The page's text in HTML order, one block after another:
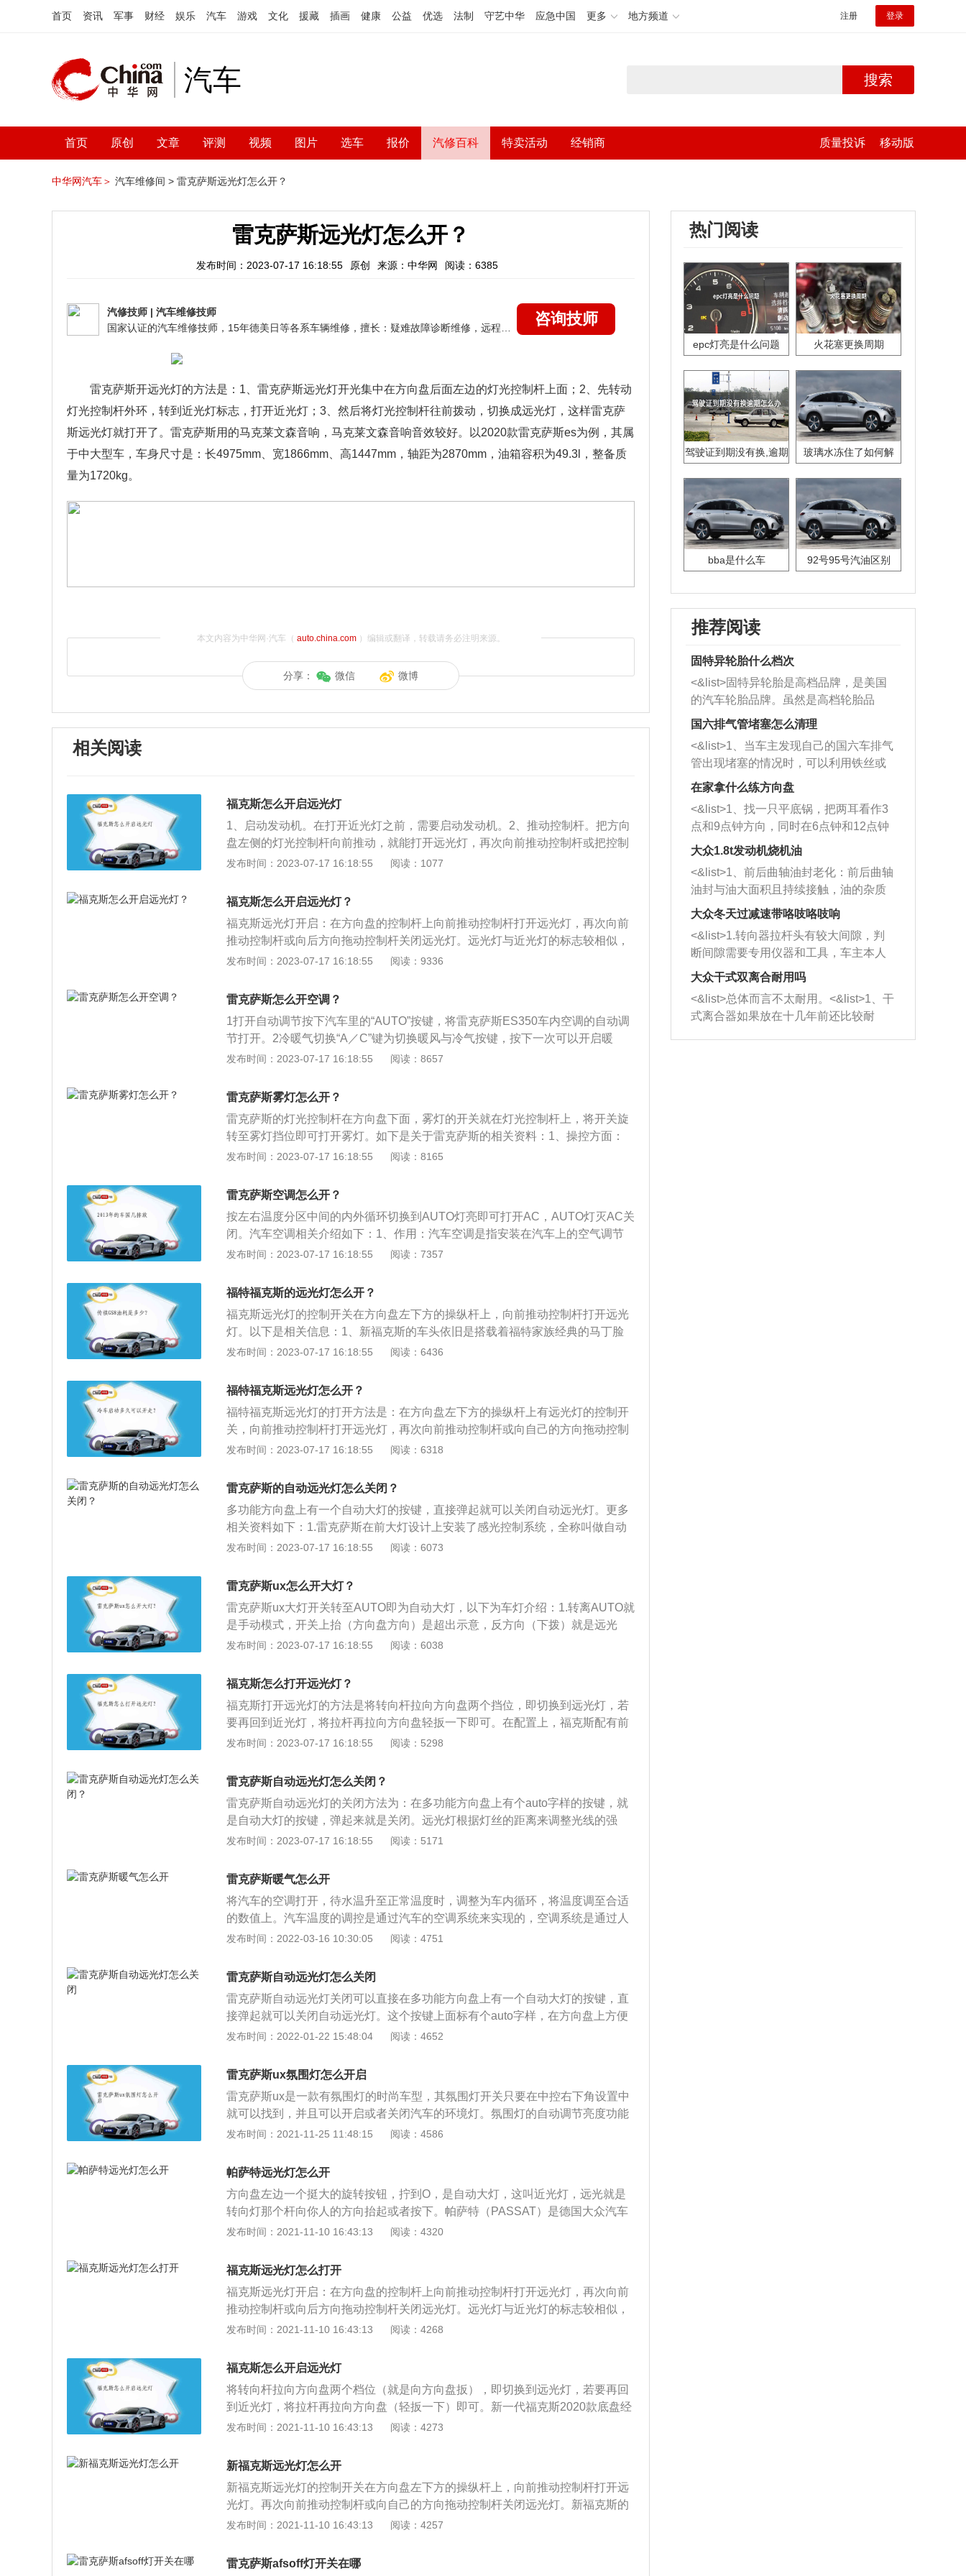
首页 资讯 军事 财经 娱乐 汽车 游戏 文化 援藏 插画 健康 公益 优选 法制 守艺中华 应急中国 更多 地方频道 注册 登录
汽车 搜索
首页 原创 文章 评测 视频 图片 选车 报价 汽修百科 特卖活动 经销商 质量投诉 移动版
中华网汽车＞ 汽车维修间 > 雷克萨斯远光灯怎么开？
雷克萨斯远光灯怎么开？
发布时间：2023-07-17 16:18:55 原创 来源：中华网 阅读：6385
汽修技师 | 汽车维修技师
咨询技师
雷克萨斯开远光灯的方法是：1、雷克萨斯远光灯开光集中在方向盘后面左边的灯光控制杆上面；2、先转动
灯光控制杆外环，转到近光灯标志，打开近光灯；3、然后将灯光控制杆往前拨动，切换成远光灯，这样雷克萨
斯远光灯就打开了。雷克萨斯用的马克莱文森音响，马克莱文森音响音效较好。以2020款雷克萨斯es为例，其属
于中大型车，车身尺寸是：长4975mm、宽1866mm、高1447mm，轴距为2870mm，油箱容积为49.3l，整备质
量为1720kg。
本文内容为中华网·汽车（ auto.china.com）编辑或翻译，转载请务必注明来源。
分享： 微信 微博
相关阅读
福克斯怎么开启远光灯
1、启动发动机。在打开近光灯之前，需要启动发动机。2、推动控制杆。把方向
盘左侧的灯光控制杆向前推动，就能打开远光灯，再次向前推动控制杆或把控制
杆往反方向拉，就能关闭远光灯。远光灯是根据夜间行车时灯丝的距离来调整光
中，而且很亮，可以照到很远很高的物体。雨天行车时，要避免使用远光灯。根
据《中华人民共和国道路交通安全法实施条例》第五十八条规定：机动车在夜间
没有路灯、照明不良或者遇有雾、雨、雪、沙尘、冰雹等低能见度情况下行驶
时，应当开启前照灯、示廓灯和后位灯，但同方向行驶的后车与前车近距离行驶
时，不得使用远光灯。下雨天如果开启远光灯，光线会照射前挡风玻璃上的雨
容易发生交通事故。
发布时间：2023-07-17 16:18:55 阅读：1077
福克斯怎么开启远光灯？
福克斯远光灯开启：在方向盘的控制杆上向前推动控制杆打开远光灯，再次向前
推动控制杆或向后方向拖动控制杆关闭远光灯。远光灯与近光灯的标志较相似，
它们之间唯一的区别就是：远光灯标志的光线线条是直直往前的，而近光灯的光
出，光线较为集中，亮度较大，可以照到很远很高的物体。福克斯搭载2.0GDI缸
内直喷发动机搭配PowerShift6速双离合变速器。车身尺寸方面，福克斯长宽高分
别为4647mm、1810mm、1468mm。
发布时间：2023-07-17 16:18:55 阅读：9336
雷克萨斯怎么开空调？
1打开自动调节按下汽车里的“AUTO”按键，将雷克萨斯ES350车内空调的自动调
节打开。2冷暖气切换“A／C”键为切换暖风与冷气按键，按下一次可以开启暖
风，按下两次则开启冷气。3调节温度箭头为调节温度按钮，红色箭头可以升高
风模式，雷克萨斯ES350车内空调即可正常开启。
发布时间：2023-07-17 16:18:55 阅读：8657
雷克萨斯雾灯怎么开？
雷克萨斯的灯光控制杆在方向盘下面，雾灯的开关就在灯光控制杆上，将开关旋
转至雾灯挡位即可打开雾灯。如下是关于雷克萨斯的相关资料：1、操控方面：
方向盘较轻，路感模糊，悬挂偏软，但乘坐舒适性较强，网友称“尤其是过坑洼的
容易发飘；2、内饰方面：内饰整体设计风格为商务豪华型，配置丰富，做工精
致细腻，坐椅舒适；全景天窗设计以及导航系统等配置网友较为满意；网友称“触
摸的显示屏幕，很有档次，也很实用”。
发布时间：2023-07-17 16:18:55 阅读：8165
雷克萨斯空调怎么开？
按左右温度分区中间的内外循环切换到AUTO灯亮即可打开AC，AUTO灯灭AC关
闭。汽车空调相关介绍如下：1、作用：汽车空调是指安装在汽车上的空气调节
装置，能对车厢内空气进行制冷、加热、换气和空气净化，为乘车人员提供舒适
包括制冷装置、取暖装置和通风换气装置，这种联合装置充分利用了汽车内部有
限的空间，结构比较简单，操作比较方便，是国际上流行的现代化汽车空调系
统。
发布时间：2023-07-17 16:18:55 阅读：7357
福特福克斯的远光灯怎么开？
福克斯远光灯的控制开关在方向盘左下方的操纵杆上，向前推动控制杆打开远光
灯。以下是相关信息：1、新福克斯的车头依旧是搭载着福特家族经典的马丁脸
的设计，车头拥有着很高的辨识度，隔着很远就可以看出它是福特旗下的一款车
型独具特色，采用的是四边形的设计。2、福克斯2020款集成了ACC全速智能自
适应巡航控制、LC智能领航辅助系统、APA2一键泊车辅助系统、AEB智能感应
制动保护系统(带行人识别功能)、FCW防碰撞预警等10项驾驶辅助功能。
发布时间：2023-07-17 16:18:55 阅读：6436
福特福克斯远光灯怎么开？
福特福克斯远光灯的打开方法是：在方向盘左下方的操纵杆上有远光灯的控制开
关，向前推动控制杆打开远光灯，再次向前推动控制杆或向自己的方向拖动控制
杆关闭远光灯。福特福克斯是一款紧凑型车，长宽高分别是4647mm、1810m
为90千瓦，最大扭矩为153牛米，前悬架采用麦弗逊式独立悬架，后悬架采用扭
力梁式非独立悬架。
发布时间：2023-07-17 16:18:55 阅读：6318
雷克萨斯的自动远光灯怎么关闭？
多功能方向盘上有一个自动大灯的按键，直接弹起就可以关闭自动远光灯。更多
相关资料如下：1.雷克萨斯在前大灯设计上安装了感光控制系统，全称叫做自动
光线感应式前大灯，这个系统的设计可以让车主在驾驶车辆的时候更加方便操控
灯会自动亮起，而光线变亮时会自动熄灭。这种设计在下雨朦胧天气，还有过隧
道时特别实用，不用车主再手动控制。3.它主要是通过感光器实现自动开启灯光
系统的功能。在供电线路中有一个光敏电阻，来感应光线后自动接通电路。达到
开启关闭灯光的功能。现在科技越来越成熟，很多科技都运用到汽车当中，减少
驾驶员在行车过程中的操作，提高行车安全。
发布时间：2023-07-17 16:18:55 阅读：6073
雷克萨斯ux怎么开大灯？
雷克萨斯ux大灯开关转至AUTO即为自动大灯，以下为车灯介绍：1.转离AUTO就
是手动模式，开关上抬（方向盘方向）是超出示意，反方向（下拨）就是远光
灯，抬回原位就是近光灯。2.近光灯就是为了近距离照明，设计要求就是照射范
LED日行灯，作为汽车的眼睛，不仅关系到一个车主的外在形象，更与夜间开车
或坏天气条件下的安全驾驶紧密联系。
发布时间：2023-07-17 16:18:55 阅读：6038
福克斯怎么打开远光灯？
福克斯打开远光灯的方法是将转向杆拉向方向盘两个挡位，即切换到远光灯，若
要再回到近光灯，将拉杆再拉向方向盘轻扳一下即可。在配置上，福克斯配有前
后座中央扶手、后排杯架、上坡辅助、多功能方向盘、自动头灯、后视镜电动调
m、1468mm，轴距为2705mm。该车搭载的发动机最大马力为122Ps，最大功率
为90kW，最大扭矩为153Nm。
发布时间：2023-07-17 16:18:55 阅读：5298
雷克萨斯自动远光灯怎么关闭？
雷克萨斯自动远光灯的关闭方法为：在多功能方向盘上有个auto字样的按键，就
是自动大灯的按键，弹起来就是关闭。远光灯根据灯丝的距离来调整光线的强
弱，在其焦点上发出的光会平行射出，光线较为集中，亮度较大，可以照到很远
CT、LS、IS、GS、LX。以雷克萨斯ES为例：其车身长宽高分别为4900mm、1
820mm、1450mm，轴距是2820mm。外观方面，雷克萨斯ES采用家族式设计，
搭配纺锤形格栅与L型LED日间行车灯。
发布时间：2023-07-17 16:18:55 阅读：5171
雷克萨斯暖气怎么开
将汽车的空调打开，待水温升至正常温度时，调整为车内循环，将温度调至合适
的数值上。汽车温度的调控是通过汽车的空调系统来实现的，空调系统是通过人
为的控制来调节车内空气的温度和湿度，可以使汽车获得具有一定温度和湿度的
控制面板上具有新空调的开关按钮，汽车制冷制热模式按钮，汽车温度调控按
钮，通过控制面板的按钮调控，实现最佳的温度。在汽车长时间使用内循环模式
开启空调，需要切换为外循环，将车内的二氧化碳等排出车内，净化车内空气。
发布时间：2022-03-16 10:30:05 阅读：4751
雷克萨斯自动远光灯怎么关闭
雷克萨斯自动远光灯关闭可以直接在多功能方向盘上有一个自动大灯的按键，直
接弹起就可以关闭自动远光灯。这个按键上面标有个auto字样，在方向盘上方便
车主操作。雷克萨斯在设计上很符合人性化，在前大灯设计上安装了感光控制系
时候更加方便操控灯光。这个系统是当车辆行驶在道路上，光线变暗到一定程
度，就会触发前大灯会自动亮起，而光线变亮时会自动熄灭。这种设计在下雨朦
胧天气，还有过隧道时特别实用，不用车主再手动控制。它主要是通过感光器实
现自动开启灯光系统的功能。在供电线路中有一个光敏电阻，来感应光线后自动
接通电路。达到开启关闭灯光的功能。现在科技越来越成熟，很多科技都运用到
发布时间：2022-01-22 15:48:04 阅读：4652
雷克萨斯ux氛围灯怎么开启
雷克萨斯ux是一款有氛围灯的时尚车型，其氛围灯开关只要在中控右下角设置中
就可以找到，并且可以开启或者关闭汽车的环境灯。氛围灯的自动调节亮度功能
会在接通汽车的点火开关装置或者启动发动机的动力装置后，被随之开启，可以
度进行适当的调节。而车内氛围灯，就是一种起到装饰作用的照明灯，通常有红
色、蓝色、绿色等颜色的光束，它能使得汽车车厢在夜晚时显得更加绚丽时尚，
烘托得车厢内的气氛更加浓烈，营造出室内特殊的情调。而雷克萨斯UX车型实际
上是一款紧凑型的SUV，但这款汽车拥有的外观瑕疵意外地十分少，除此之外它
还能营造出许多不同风格的装扮效果。
发布时间：2021-11-25 11:48:15 阅读：4586
帕萨特远光灯怎么开
方向盘左边一个挺大的旋转按钮，拧到O，是自动大灯，这叫近光灯，远光就是
转向灯那个杆向你人的方向抬起或者按下。帕萨特（PASSAT）是德国大众汽车
公司设计的一款中型轿车。在大众汽车谱系中划为B级车。帕萨特自1973年诞
席卷全球汽车市场，共生产销售2000余万辆。藉由帕萨特，应用最先进的工程技
术，帕萨特轿车在动力性能、整体设计、安全概念、驾乘舒适性以及耐久、耐用
性上，都已超越中档轿车的标准设计。德国大众汽车公司的工程师们将汽车设计
与科技完美结合，制造出拥有优越价值的帕萨特轿车。目前帕萨特在国内的主要
销售厂家为上海大众。
发布时间：2021-11-10 16:43:13 阅读：4320
福克斯远光灯怎么打开
福克斯远光灯开启：在方向盘的控制杆上向前推动控制杆打开远光灯，再次向前
推动控制杆或向后方向拖动控制杆关闭远光灯。远光灯与近光灯的标志较相似，
它们之间唯一的区别就是：远光灯标志的光线线条是直直往前的，而近光灯的光
出，光线较为集中，亮度较大，可以照到很远很高的物体。开启远光灯的条件：
即是开启近光灯。否则在其他灯光档位上操作，是没有办法开启远光灯的。如果
夜间行车，驾驶员可能自己也不确定开了是远光灯还是近光灯的时候。其实车主
可以通过仪表盘亮起的指示灯来辨别，现在很多车型仪表盘都见不到近光灯指示
灯的踪影，不过如果有的话，那它和远光指示灯的区别其实很明显，近光灯图标
发布时间：2021-11-10 16:43:13 阅读：4268
福克斯怎么开启远光灯
将转向杆拉向方向盘两个档位（就是向方向盘扳），即切换到远光灯，若要再回
到近光灯，将拉杆再拉向方向盘（轻扳一下）即可。新一代福克斯2020款底盘经
过赛车级的精细化调校。配备轻量化悬架系统，配备带独立副车架的SLA长短臂
外，新车的车身采用了33%的硼钢、热成型零件、激光焊接等技术和材料，实现
车身轻量化的同时带来车身抗扭刚度20%的提升。新一代福克斯2020款还提供S
T-Line车型，配备：大开口蜂窝状全黑前进气格栅、车身下部包围、后扰流板、
双排气管设计、18英寸运动轮毂、米其林PilotSport4轮胎、真皮包裹的平底方向
盘、碳纤维风格饰条、红色缝线等专属配置。同时，ST-Line车型底盘高度调低1
发布时间：2021-11-10 16:43:13 阅读：4273
新福克斯远光灯怎么开
新福克斯远光灯的控制开关在方向盘左下方的操纵杆上，向前推动控制杆打开远
光灯。再次向前推动控制杆或向自己的方向拖动控制杆关闭远光灯。新福克斯的
车头依旧是搭载着福特家族经典的马丁脸的设计，车头拥有着很高的辨识度，隔
在一起，看上去很犀利，下方的小雾灯造型独具特色，采用的是四边形的设计。
福克斯2020款集成了ACC全速智能自适应巡航控制、LC智能领航辅助系统、AP
发布时间：2021-11-10 16:43:13 阅读：4257
雷克萨斯afsoff灯开关在哪
热门阅读
epc灯亮是什么问题 火花塞更换周期
驾驶证到期没有换,逾期
玻璃水冻住了如何解
bba是什么车 92号95号汽油区别
推荐阅读
固特异轮胎什么档次
<&list>固特异轮胎是高档品牌，是美国
的汽车轮胎品牌。虽然是高档轮胎品
牌，但是中高低端的轮胎都有生产，这
也是为了更好的开拓市场。
国六排气管堵塞怎么清理
<&list>1、当车主发现自己的国六车排气
管出现堵塞的情况时，可以利用铁丝或
者是细棍，直接将杂物给取出来，如果
堵塞情况比较严重，也可以采取应急措
施。 <&list>2、直接利用木棍将所有的
杂物推到排气管里面的位置处，然后将
三元催化器拆解开，就可以将堵塞的东
西取出来。但如果是因为积碳过多引起
的堵塞，就需要将三元催化器泡在草酸
洗剂对堵塞的情况得到解决，将清洗剂
放在燃油箱中，与燃油混合后，车辆启
动时，就可以和汽油一起进入到燃烧
室，最后形成废气排出，就可以让三元
催化器得到清洗，排气管堵塞的情况就
能够得到解决。
在家拿什么练方向盘
<&list>1、找一只平底锅，把两耳看作3
点和9点钟方向，同时在6点钟和12点钟
方向做一个标记。 <&list>2、双手握住
一圈半的练习，往右同样也要打相同的
圈数。 <&list>3、最后强调要反复练
习，这样就可以形成肌肉记忆，在真实
驾驶车辆时，不需要记忆也能打好方
向。
大众1.8t发动机烧机油
<&list>1、前后曲轴油封老化：前后曲轴
油封与油大面积且持续接触，油的杂质
和发动机内持续温度变化使其密封效果
逐渐减弱，导致渗油或漏油。<&list>2、
活塞间隙过大：积碳会使活塞环与缸体
的间隙扩大，导致机油流入燃烧室中，
造成烧机油。<&list>3、机油粘度。使用
机油粘度过小的话，同样会有烧机油现
象，机油粘度过小具有很好的流动性，
大众冬天过减速带咯吱咯吱响
<&list>1.转向器拉杆头有较大间隙，判
断间隙需要专用仪器和工具，车主本人
无法制作，需要将车辆送到修理厂或4s
店；<&list>2.车辆半轴套管防尘罩破
裂，破裂后会出现漏油现象，使半轴磨
损严重，磨损的半轴容易损坏，产生异
响；<&list>3.稳定器的转向胶套和球头
大众干式双离合耐用吗
<&list>总体而言不太耐用。<&list>1、干
式离合器如果放在十几年前还比较耐